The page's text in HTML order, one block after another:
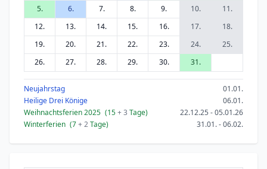
5.
6. 7. 8. 9. 10.
11.
12.
13. 14. 15. 16. 17.
18.
19.
20. 21. 22. 23. 24.
25.
26.
27. 28. 29. 30. 31.
Neujahrstag
01.01.
Heilige Drei Könige
06.01.
Weihnachtsferien 2025 (15+ 3 Tage)
22.12.25 - 05.01.26
Winterferien (7+ 2Tage) 31.01. - 06.02.